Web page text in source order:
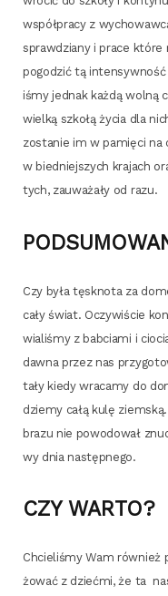
współ­pra­cy z
spraw­dzia­ny i pra­ce któ­re
pogo­dzić tą
i­śmy jed­nak każ­dą wol­ną
wiel­ką szko­łą życia dla
zosta­nie im w pamię­ci na
w bied­niej­szych kra­jach
tych, zauwa­ża­ły od razu.
Czy była tęsk­no­ta za
cały świat. Oczy­wi­ście
wia­li­śmy z bab­cia­mi i
daw­na przez nas
ta­ły kie­dy wra­ca­my do
dzie­my całą kulę
bra­zu nie powo­do­wał
wy dnia następ­ne­go.
CZY WARTO?
Chcie­li­śmy Wam
żo­wać z dzieć­mi, że ta